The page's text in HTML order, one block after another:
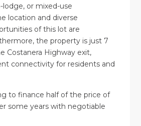
or mixed-use
location and diverse
of this lot are
the property is just 7
Costanera Highway exit,
connectivity for residents and
to finance half of the price of
some years with negotiable